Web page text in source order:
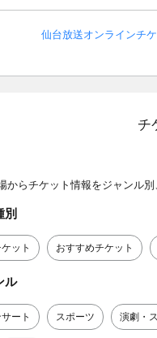
仙台放送オンラインチ
チ
からチケット情報をジャンル
別
ット おすすめチケット
ル
ート スポーツ 演劇・